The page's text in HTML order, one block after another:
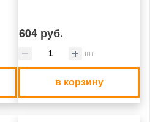
604 руб.
шт
в корзину